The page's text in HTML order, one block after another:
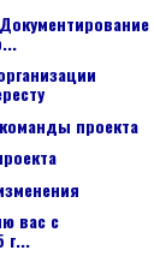
проекта
вас с
г...